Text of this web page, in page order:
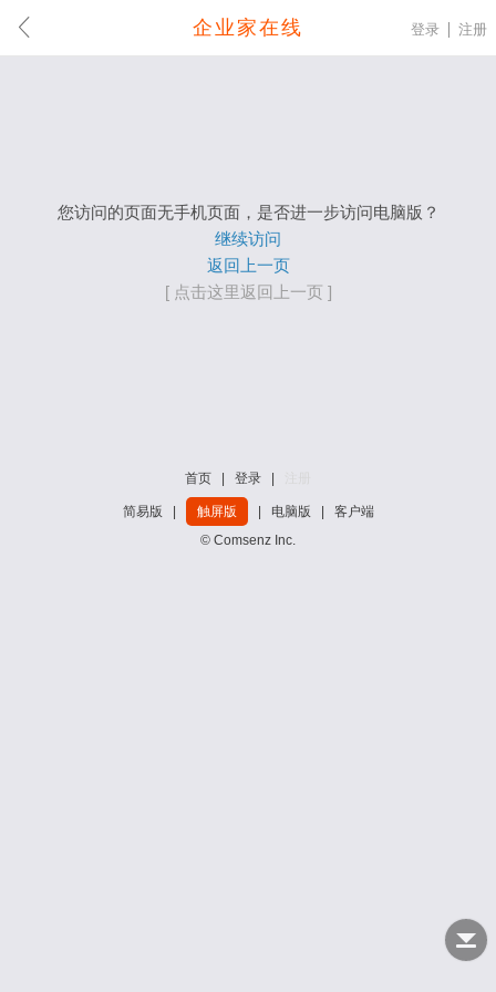
企业家在线 登录 注册
您访问的页面无手机页面，是否进一步访问电脑版？
继续访问
返回上一页
[ 点击这里返回上一页 ]
首页 登录
简易版 触屏版 电脑版
客户端
© Comsenz Inc.